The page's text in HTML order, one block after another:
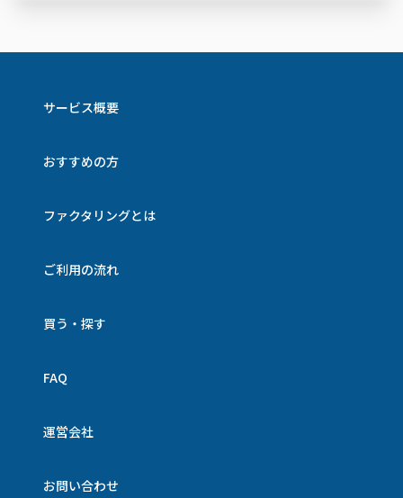
サービス概要
おすすめの方
ファクタリングとは
ご利用の流れ
買う・探す
FAQ
運営会社
お問い合わせ